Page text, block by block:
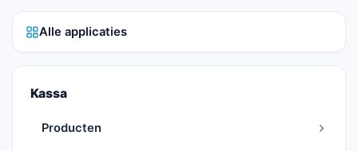
Alle applicaties
Kassa
Producten